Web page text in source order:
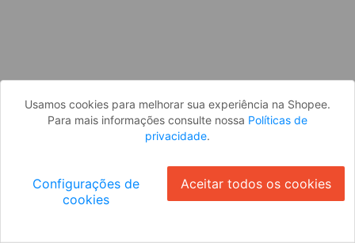
Usamos cookies para melhorar sua experiência na Shopee.
Para mais informações consulte nossa Políticas de
privacidade.
Configurações de
cookies
Aceitar todos os cookies